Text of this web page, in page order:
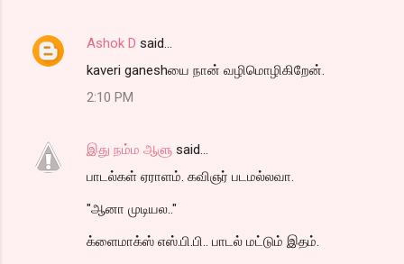
Ashok D said…
kaveri ganeshயை நான் வழிமொழிகிறேன்.
2:10 PM
இது நம்ம ஆளு said…
பாடல்கள் ஏராளம். கவிஞர் படமல்லவா.
"ஆனா முடியல.."
க்ளைமாக்ஸ் எஸ்.பி.பி.. பாடல் மட்டும் இதம்.